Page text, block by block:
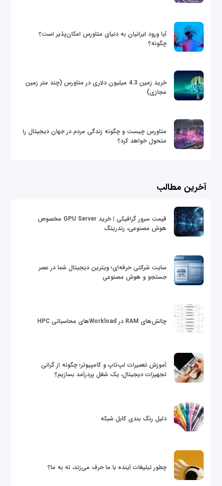
آیا ورود ایرانیان به دنیای متاورس امکان‌پذیر است؟
چگونه؟
خرید زمین 4.3 میلیون دلاری در متاورس (چند متر زمین
مجازی)
متاورس چیست و چگونه زندگی مردم در جهان دیجیتال را
متحول خواهد کرد؟
آخرین مطالب
قیمت سرور گرافیکی | خرید GPU Server مخصوص
هوش مصنوعی، رندرینگ
سایت شرکتی حرفه‌ای؛ ویترین دیجیتال شما در عصر
جستجو و هوش مصنوعی
چالش‌های RAM در Workloadهای محاسباتی HPC
آموزش تعمیرات لپ‌تاپ و کامپیوتر؛ چگونه از گرانی
تجهیزات دیجیتال، یک شغل پردرآمد بسازیم؟
دلیل رنگ بندی کابل شبکه
چطور تبلیغات آینده با ما حرف می‌زند، نه به ما؟